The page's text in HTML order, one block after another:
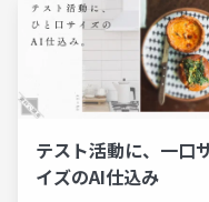
テスト活動に、一口
イズのAI仕込み